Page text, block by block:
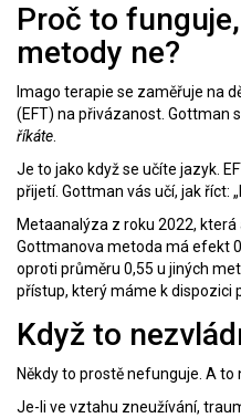
Proč to
metody ne?
Imago terapie se zaměřuje na
(EFT) na přivázanost. Gottman
říkáte.
Je to jako když se učíte jazyk.
přijetí. Gottman vás učí, jak říct:
Metaanalýza z roku 2022,
Gottmanova metoda má efekt
oproti průměru 0,55 u jiných
přístup, který máme k dispozici
Když to
Někdy to prostě nefunguje. A to
Je-li ve vztahu zneužívání,